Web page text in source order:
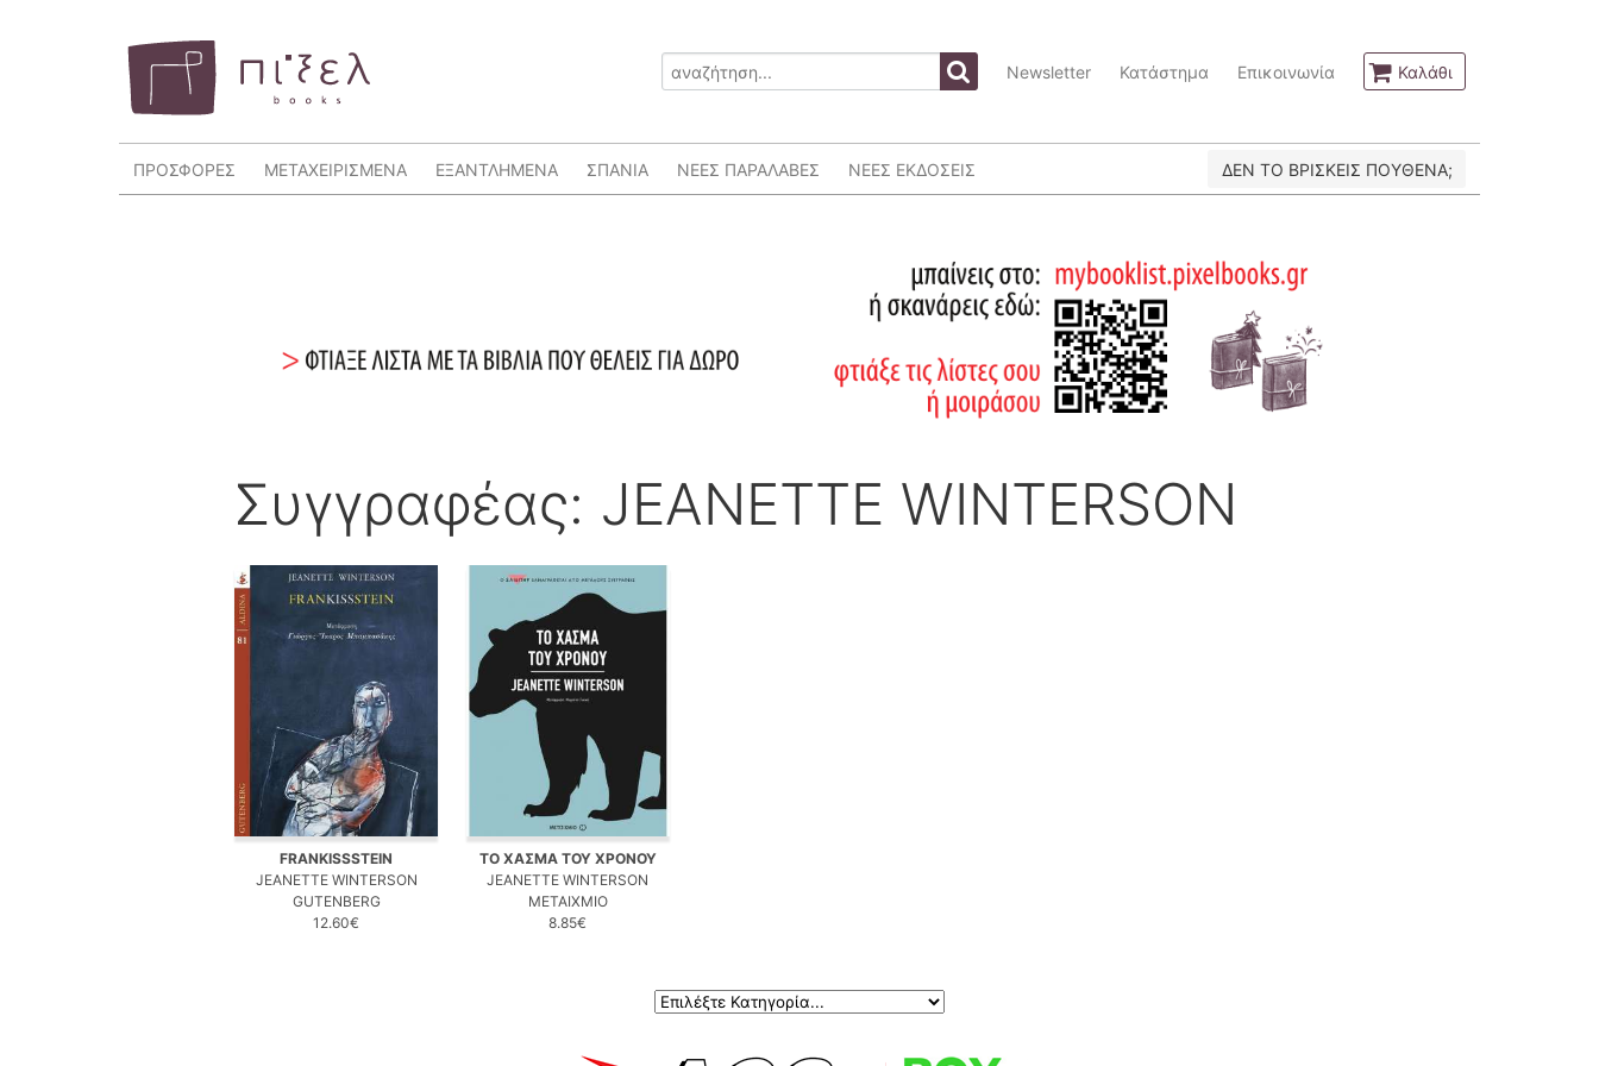
Newsletter Κατάστημα Επικοινωνία Καλάθι
ΠΡΟΣΦΟΡΕΣ ΜΕΤΑΧΕΙΡΙΣΜΕΝΑ ΕΞΑΝΤΛΗΜΕΝΑ ΣΠΑΝΙΑ ΝΕΕΣ ΠΑΡΑΛΑΒΕΣ ΝΕΕΣ ΕΚΔΟΣΕΙΣ ΔΕΝ ΤΟ ΒΡΙΣΚΕΙΣ ΠΟΥΘΕΝΑ;
Συγγραφέας: JEANETTE WINTERSON
FRANKISSSTEIN
JEANETTE WINTERSON
GUTENBERG
12.60€
ΤΟ ΧΑΣΜΑ ΤΟΥ ΧΡΟΝΟΥ
JEANETTE WINTERSON
ΜΕΤΑΙΧΜΙΟ
8.85€